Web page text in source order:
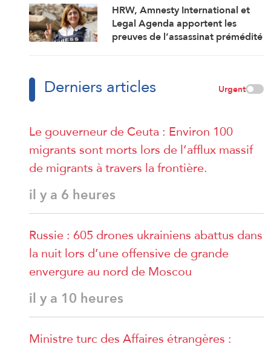
HRW, Amnesty International et
Legal Agenda apportent les
preuves de l’assassinat prémédité
Derniers articles Urgent
Le gouverneur de Ceuta : Environ 100
migrants sont morts lors de l’afflux massif
de migrants à travers la frontière.
il y a 6 heures
Russie : 605 drones ukrainiens abattus dans
la nuit lors d’une offensive de grande
envergure au nord de Moscou
il y a 10 heures
Ministre turc des Affaires étrangères :